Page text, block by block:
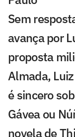
Sem
avança por
proposta
Almada,
é sincero
Gávea ou
novela de